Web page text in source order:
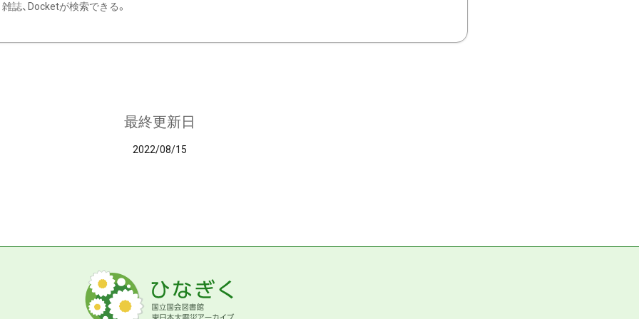
雑誌、Docketが検索できる。
最終更新日
2022/08/15